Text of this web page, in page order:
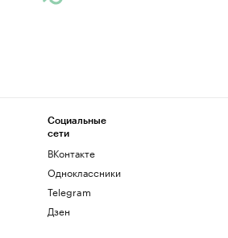
Социальные
сети
ВКонтакте
Одноклассники
Telegram
Дзен